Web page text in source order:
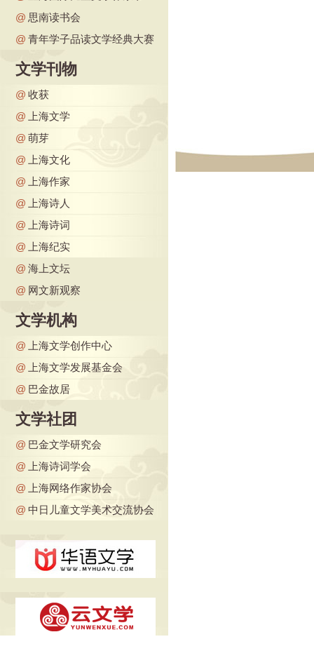
@ 思南读书会
@ 青年学子品读文学经典大赛
文学刊物
@ 收获
@
上海文学
@ 萌芽
@
上海文化
@
上海作家
@
上海诗人
@
上海诗词
@
上海纪实
@ 海上文坛
@ 网文新观察
文学机构
@
上海文学创作中心
@
上海文学发展基金会
@ 巴金故居
文学社团
@ 巴金文学研究会
@
上海诗词学会
@
上海网络作家协会
@ 中日儿童文学美术交流协会